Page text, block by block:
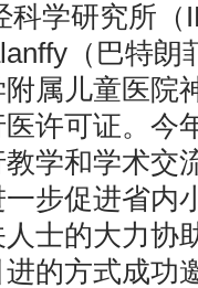
科学研究所（
（巴特朗
属儿童医院
许可证。今
学和学术交
步促进省内
士的大力协
的方式成功